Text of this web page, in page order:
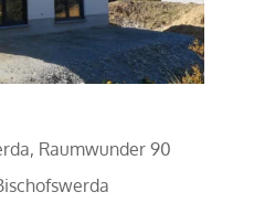
, Raumwunder 90